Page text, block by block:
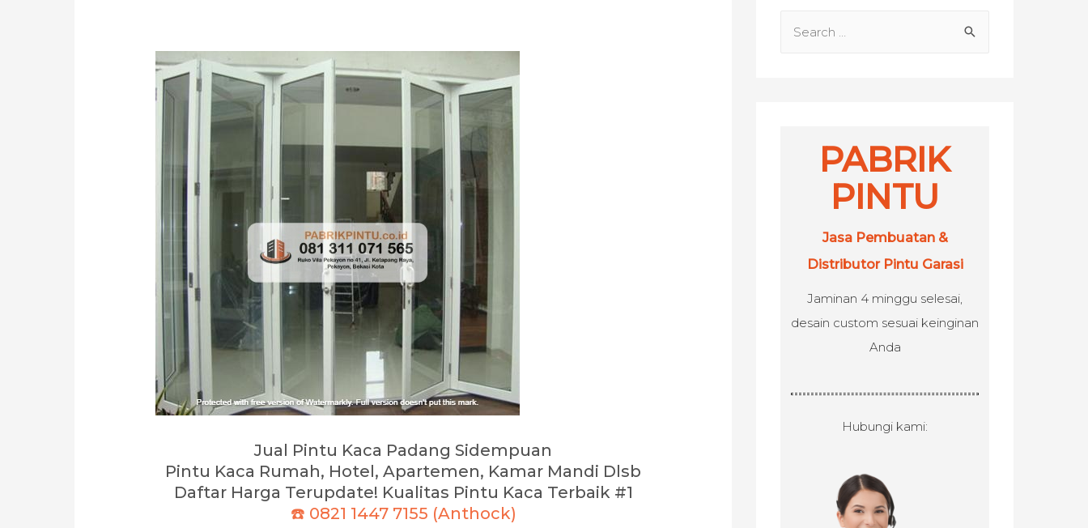
Jual Pintu Kaca Padang Sidempuan
Pintu Kaca Rumah, Hotel, Apartemen, Kamar Mandi Dlsb
Daftar Harga Terupdate! Kualitas Pintu Kaca Terbaik #1
☎️ 0821 1447 7155 (Anthock)
PABRIK
PINTU
Jasa Pembuatan &
Distributor Pintu Garasi
Jaminan 4 minggu selesai,
desain custom sesuai keinginan
Anda
Hubungi kami: